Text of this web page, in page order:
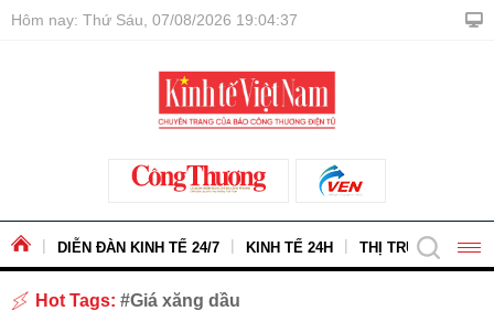
Hôm nay: Thứ Sáu, 07/08/2026 19:04:38
DIỄN ĐÀN KINH TẾ 24/7 KINH TẾ 24H THỊ TRƯỜNG -
Hot Tags: Giá xăng dầu